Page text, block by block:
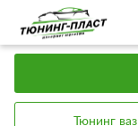
Тюнинг ваз